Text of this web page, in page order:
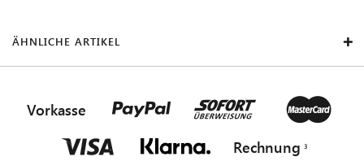
ÄHNLICHE ARTIKEL
Vorkasse
Rechnung